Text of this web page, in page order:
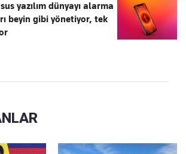
yazılım dünyayı alarma
beyin gibi yönetiyor, tek